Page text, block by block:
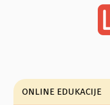
ONLINE EDUKACIJE